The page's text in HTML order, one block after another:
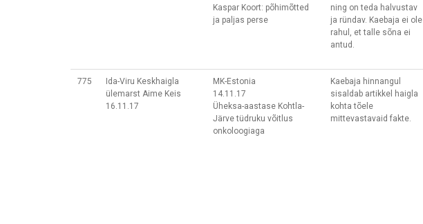
Kaspar Koort: põhimõtted
ja paljas perse
ning on teda halvustav
ja ründav. Kaebaja ei ole
rahul, et talle sõna ei
antud.
775
Ida-Viru Keskhaigla
ülemarst Aime Keis
16.11.17
MK-Estonia
14.11.17
Üheksa-aastase Kohtla-
Järve tüdruku võitlus
onkoloogiaga
Kaebaja hinnangul
sisaldab artikkel haigla
kohta tõele
mittevastavaid fakte.